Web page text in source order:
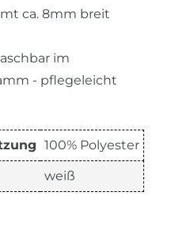
ca. 8mm breit
im
- pflegeleicht
100% Polyester
weiß